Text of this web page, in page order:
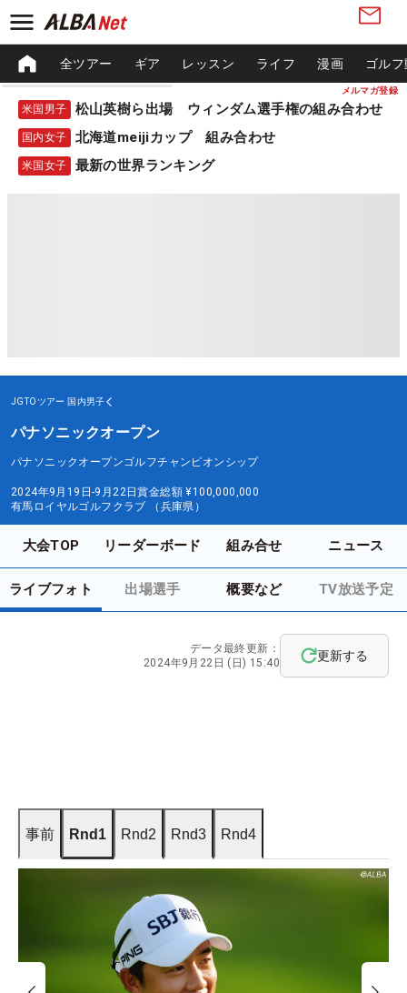
メルマガ登録
全ツアー ギア レッスン ライフ 漫画 ゴル
米国男子 松山英樹ら出場 ウィンダム選手権の組み合わせ
国内女子 北海道meijiカップ 組み合わせ
米国女子 最新の世界ランキング
JGTOツアー 国内男子
パナソニックオープン
パナソニックオープンゴルフチャンピオンシップ
2024年9月19日-9月22日賞金総額 ¥100,000,000
有馬ロイヤルゴルフクラブ （兵庫県）
大会TOP リーダーボード 組み合せ ニュース
ライブフォト 出場選手 概要など TV放送予定
データ最終更新：
2024年9月22日 (日) 15:40
更新する
事前 Rnd1 Rnd2 Rnd3 Rnd4